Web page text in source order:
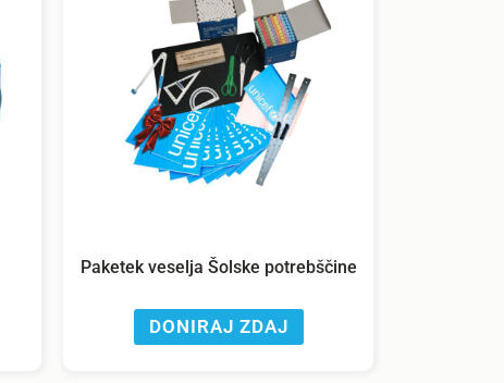
Paketek veselja Šolske potrebščine
DONIRAJ ZDAJ